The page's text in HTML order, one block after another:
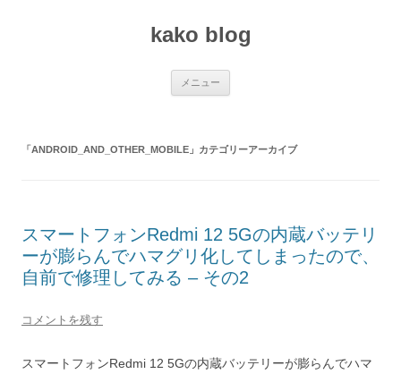
kako blog
メニュー
「ANDROID_AND_OTHER_MOBILE 」カテゴリーアーカイブ
スマートフォンRedmi 12 5Gの内蔵バッテリ
ーが膨らんでハマグリ化してしまったので、
自前で修理してみる – その2
コメントを残す
スマートフォンRedmi 12 5Gの内蔵バッテリーが膨らんでハマ